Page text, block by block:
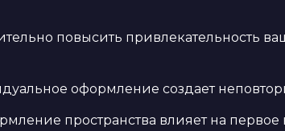
повысить привлекательность
оформление создает
пространства влияет на